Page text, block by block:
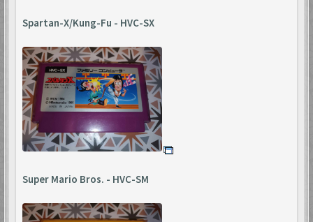
Spartan-X/Kung-Fu - HVC-SX
Super Mario Bros. - HVC-SM